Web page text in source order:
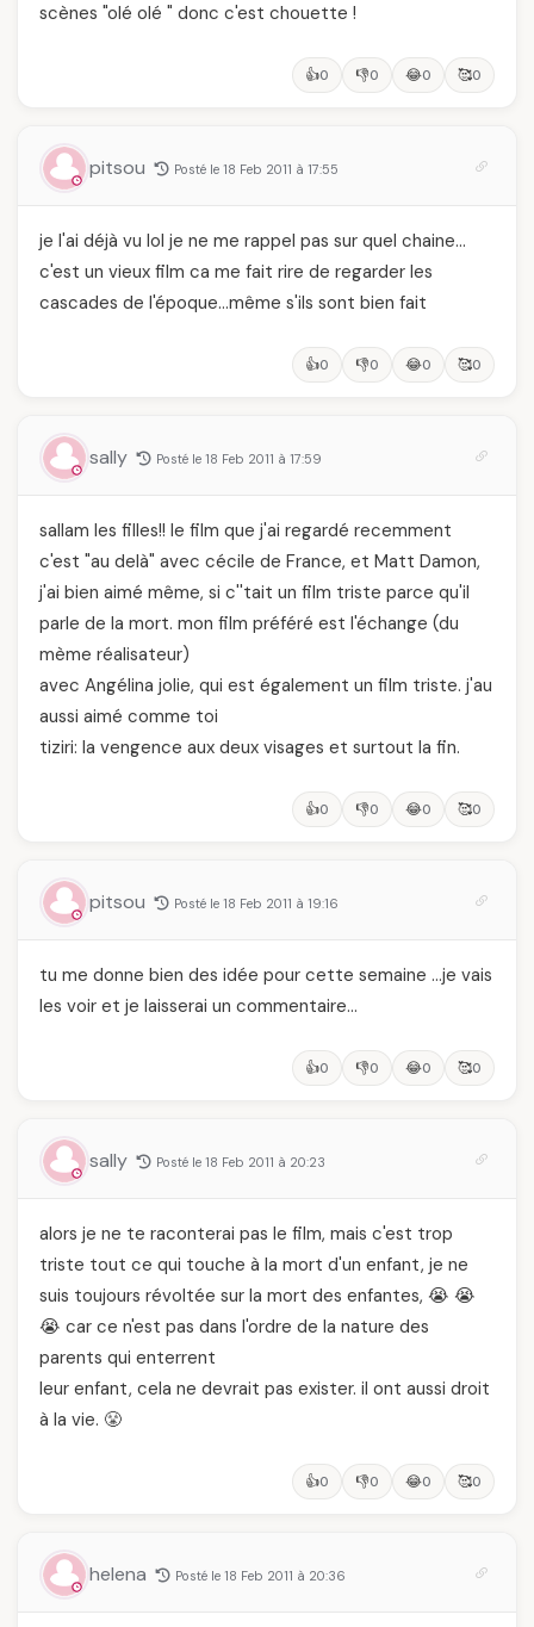
scènes "olé olé " donc c'est chouette !
👍0 👎0 😂0 🥰0
pitsou Posté le 18 Feb 2011 à 17:55
je l'ai déjà vu lol je ne me rappel pas sur quel chaine…
c'est un vieux film ca me fait rire de regarder les
cascades de l'époque…même s'ils sont bien fait
👍0 👎0 😂0 🥰0
sally Posté le 18 Feb 2011 à 17:59
sallam les filles!! le film que j'ai regardé recemment
c'est "au delà" avec cécile de France, et Matt Damon,
j'ai bien aimé même, si c''tait un film triste parce qu'il
parle de la mort. mon film préféré est l'échange (du
mème réalisateur)
avec Angélina jolie, qui est également un film triste. j'au
aussi aimé comme toi
tiziri: la vengence aux deux visages et surtout la fin.
👍0 👎0 😂0 🥰0
pitsou Posté le 18 Feb 2011 à 19:16
tu me donne bien des idée pour cette semaine …je vais
les voir et je laisserai un commentaire…
👍0 👎0 😂0 🥰0
sally Posté le 18 Feb 2011 à 20:23
alors je ne te raconterai pas le film, mais c'est trop
triste tout ce qui touche à la mort d'un enfant, je ne
suis toujours révoltée sur la mort des enfantes, 😭 😭
😭 car ce n'est pas dans l'ordre de la nature des
parents qui enterrent
leur enfant, cela ne devrait pas exister. il ont aussi droit
à la vie. 😤
👍0 👎0 😂0 🥰0
helena Posté le 18 Feb 2011 à 20:36